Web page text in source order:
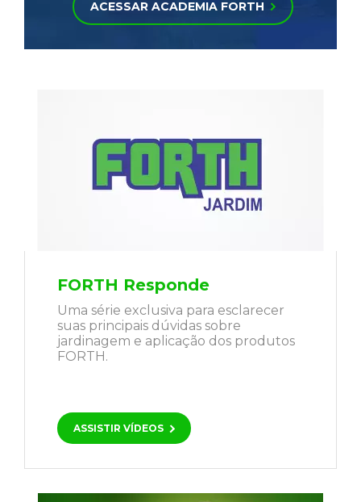
ACESSAR ACADEMIA FORTH
FORTH Responde
Uma série exclusiva para esclarecer
suas principais dúvidas sobre
jardinagem e aplicação dos produtos
FORTH.
ASSISTIR VÍDEOS